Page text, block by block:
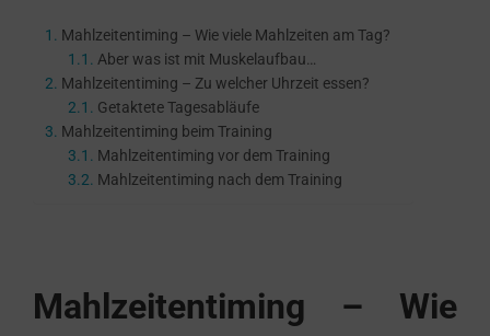
Mahlzeitentiming – Wie viele Mahlzeiten am Tag?
Aber was ist mit Muskelaufbau…
Mahlzeitentiming – Zu welcher Uhrzeit essen?
Getaktete Tagesabläufe
Mahlzeitentiming beim Training
Mahlzeitentiming vor dem Training
Mahlzeitentiming nach dem Training
Mahlzeitentiming – Wie